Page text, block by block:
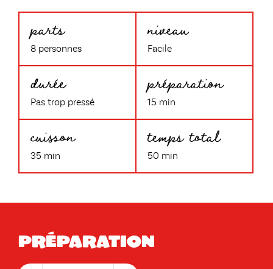
parts
8 personnes
niveau
Facile
durée
Pas trop pressé
préparation
15 min
cuisson
35 min
temps total
50 min
Préparation